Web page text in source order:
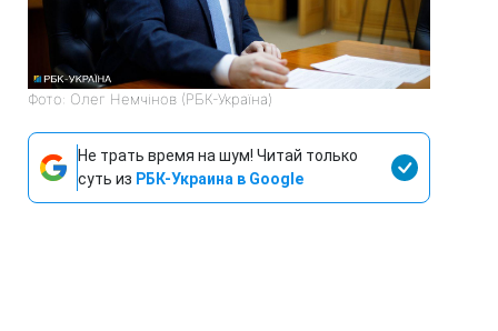
Фото: Олег Немчінов (РБК-Україна)
Не трать время на шум! Читай только
суть из РБК-Украина в Google